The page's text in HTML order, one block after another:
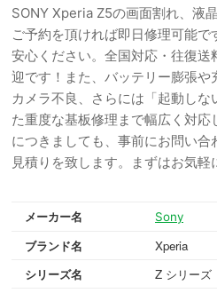
SONY Xperia Z5の画面割れ、液
ご予約を頂ければ即日修理可能
安心ください。全国対応・往復
迎です！また、バッテリー膨張や
カメラ不良、さらには「起動し
た重度な基板修理まで幅広く対
につきましても、事前にお問い
見積りを致します。まずはお気軽
メーカー名 Sony
ブランド名
Xperia
シリーズ名
Z シリーズ